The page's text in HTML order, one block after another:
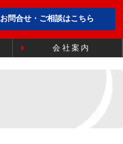
お問合せ・ご相談はこちら
会社案内